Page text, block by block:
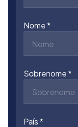
Nome
Sobrenome
País